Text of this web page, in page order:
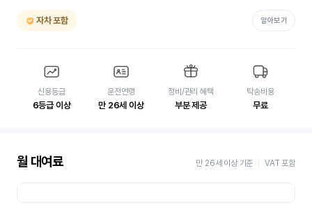
자차 포함 알아보기
신용등급
6등급 이상
운전연령
만 26세 이상
정비/관리 혜택
부분 제공
탁송비용
무료
월 대여료 만 26세 이상 기준 VAT 포함